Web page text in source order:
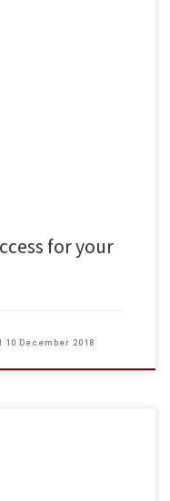
for your
10 December 2018